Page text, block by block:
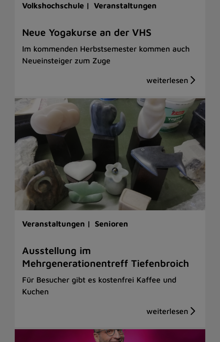
Volkshochschule | Veranstaltungen
Neue Yogakurse an der VHS
Im kommenden Herbstsemester kommen auch
Neueinsteiger zum Zuge
Veranstaltungen | Senioren
Ausstellung im
Mehrgenerationentreff Tiefenbroich
Für Besucher gibt es kostenfrei Kaffee und
Kuchen